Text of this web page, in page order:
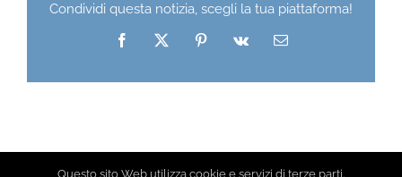
Condividi questa notizia, scegli la tua piattaforma!
Facebook
X Pinterest
Vk Email
Questo sito Web utilizza cookie e servizi di terze parti.